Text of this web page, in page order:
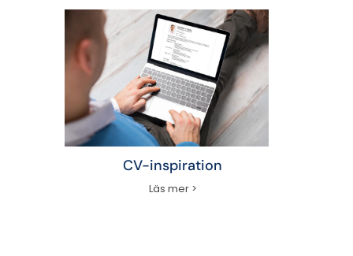
CV-inspiration
Läs mer >